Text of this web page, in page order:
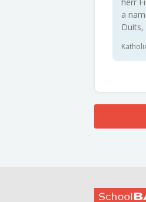
a
Duits,